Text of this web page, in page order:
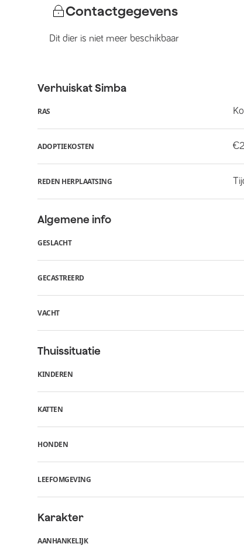
Contactgegevens
Dit dier is niet meer beschikbaar
VerhuiskatSimba
RAS
ADOPTIEKOSTEN
REDEN HERPLAATSING
Algemene info
GESLACHT
GECASTREERD
VACHT
Thuissituatie
KINDEREN
KATTEN
HONDEN
LEEFOMGEVING
Karakter
AANHANKELIJK